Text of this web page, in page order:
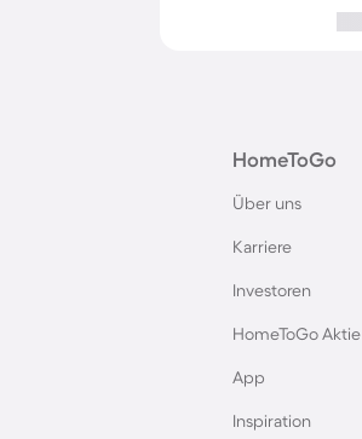
HomeToGo
Über uns
Karriere
Investoren
HomeToGo Aktie
App
Inspiration